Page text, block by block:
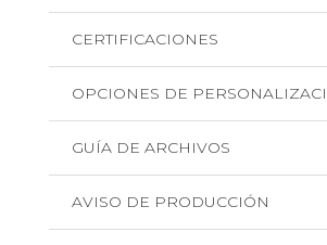
CERTIFICACIONES
OPCIONES DE
GUÍA DE ARCHIVOS
AVISO DE PRODUCCIÓN